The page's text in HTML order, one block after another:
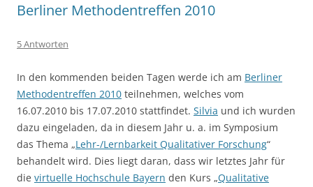
Berliner Methodentreffen 2010
5 Antworten
In den kommenden beiden Tagen werde ich am Berliner
Methodentreffen 2010 teilnehmen, welches vom
16.07.2010 bis 17.07.2010 stattfindet. Silvia und ich wurden
dazu eingeladen, da in diesem Jahr u. a. im Symposium
das Thema „Lehr-/Lernbarkeit Qualitativer Forschung“
behandelt wird. Dies liegt daran, dass wir letztes Jahr für
die virtuelle Hochschule Bayern den Kurs „Qualitative